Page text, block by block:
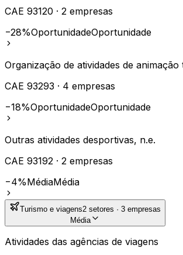
CAE 93120 · 2 empresas
−28%OportunidadeOportunidade
Organização de atividades de animação
CAE 93293 · 4 empresas
−18%OportunidadeOportunidade
Outras atividades desportivas, n.e.
CAE 93192 · 2 empresas
−4%MédiaMédia
Turismo e viagens2 setores · 3 empresas
Média
Atividades das agências de viagens